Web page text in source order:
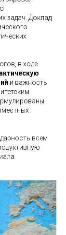
задач. Доклад
в ходе
и важность
всем